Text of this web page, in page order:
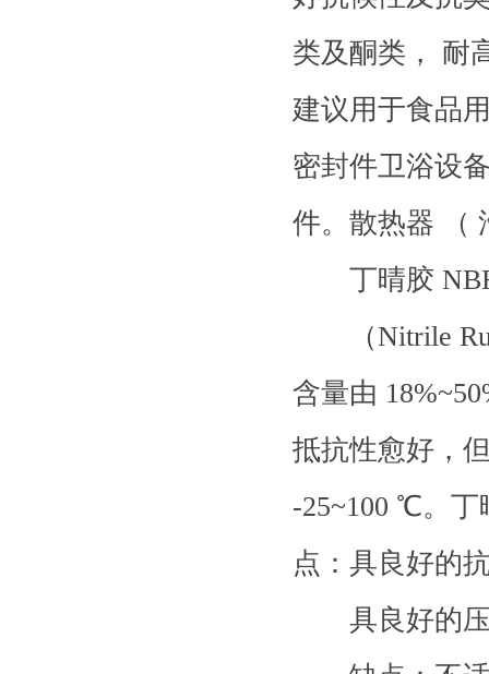
类及酮类， 耐
建议用于食品
密封件卫浴设
件。散热器 （
丁晴胶
（Nitrile
含量由
抵抗性愈好，
-25~100 ℃。丁
点：具良好的
具良好的压